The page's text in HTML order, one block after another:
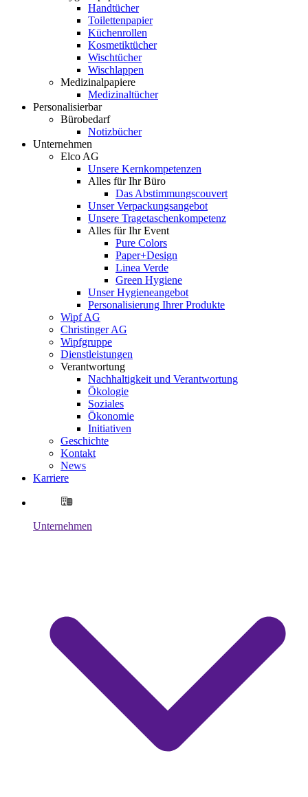
Handtücher
Toilettenpapier
Küchenrollen
Kosmetiktücher
Wischtücher
Wischlappen
Medizinalpapiere
Medizinaltücher
Personalisierbar
Bürobedarf
Notizbücher
Unternehmen
Elco AG
Unsere Kernkompetenzen
Alles für Ihr Büro
Das Abstimmungscouvert
Unser Verpackungsangebot
Unsere Tragetaschenkompetenz
Alles für Ihr Event
Pure Colors
Paper+Design
Linea Verde
Green Hygiene
Unser Hygieneangebot
Personalisierung Ihrer Produkte
Wipf AG
Christinger AG
Wipfgruppe
Dienstleistungen
Verantwortung
Nachhaltigkeit und Verantwortung
Ökologie
Soziales
Ökonomie
Initiativen
Geschichte
Kontakt
News
Karriere
Unternehmen